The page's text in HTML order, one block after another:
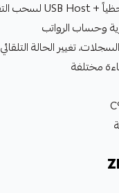
وحساب الرواتب
تغيير الحالة التلقائي
مختلفة